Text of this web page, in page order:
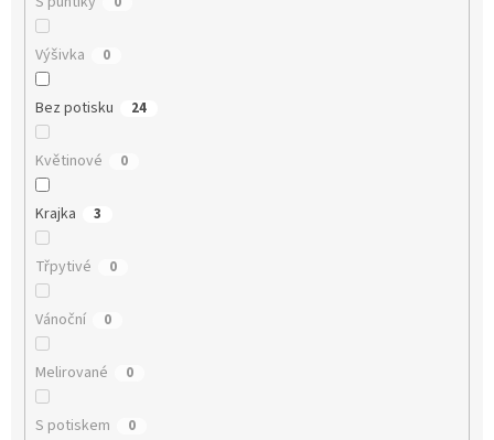
Výšivka 0
Bez potisku 24
Květinové 0
Krajka 3
Třpytivé 0
Vánoční 0
Melirované 0
S potiskem 0